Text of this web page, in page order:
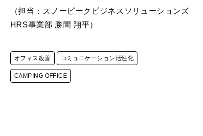
（担当：スノーピークビジネスソリューションズ
HRS事業部 勝間 翔平）
オフィス改善 コミュニケーション活性化
CAMPING OFFICE